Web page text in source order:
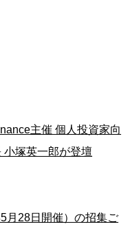
主催 個人投資家向
小塚英一郎が登壇
月28日開催）の招集ご